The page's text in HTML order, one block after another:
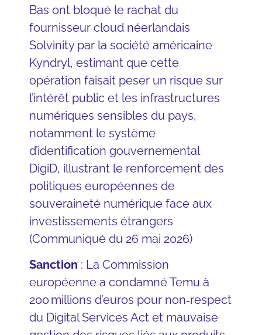
Bas ont bloqué le rachat du
fournisseur cloud néerlandais
Solvinity par la société américaine
Kyndryl, estimant que cette
opération faisait peser un risque sur
l’intérêt public et les infrastructures
numériques sensibles du pays,
notamment le système
d’identification gouvernemental
DigiD, illustrant le renforcement des
politiques européennes de
souveraineté numérique face aux
investissements étrangers
(Communiqué du 26 mai 2026)
Sanction : La Commission
européenne a condamné Temu à
200 millions d’euros pour non‑respect
du Digital Services Act et mauvaise